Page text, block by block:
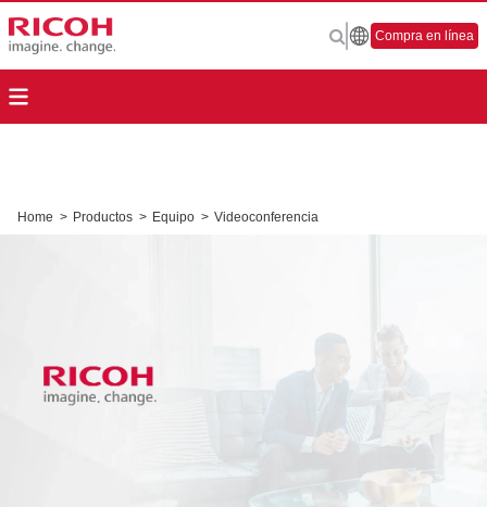
Compra en línea
Home > Productos > Equipo > Videoconferencia